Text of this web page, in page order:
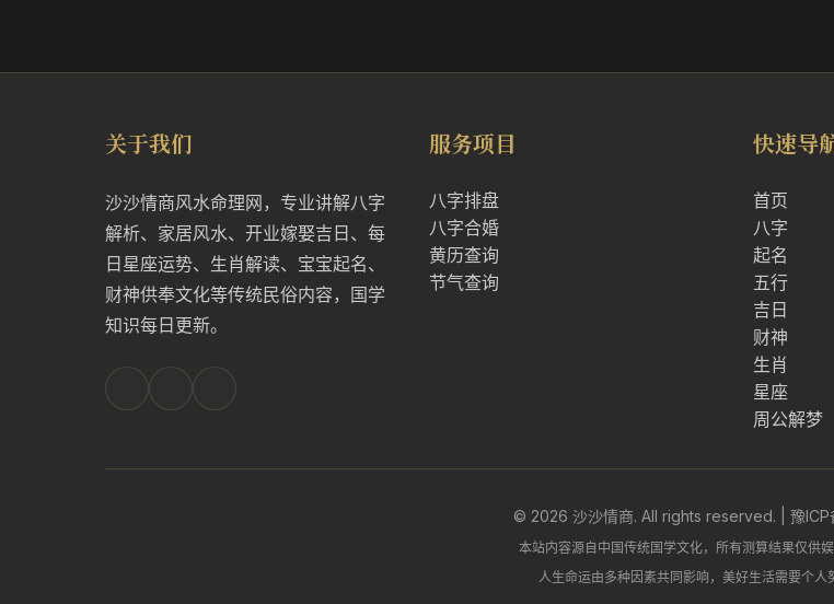
关于我们
沙沙情商风水命理网，专业讲解八字
解析、家居风水、开业嫁娶吉日、每
日星座运势、生肖解读、宝宝起名、
财神供奉文化等传统民俗内容，国学
知识每日更新。
服务项目
八字排盘
八字合婚
黄历查询
节气查询
快速导
首页
八字
起名
五行
吉日
财神
生肖
星座
周公解梦
© 2026 沙沙情商. All rights reserved. | 豫ICP
本站内容源自中国传统国学文化，所有测算结果仅供娱
人生命运由多种因素共同影响，美好生活需要个人